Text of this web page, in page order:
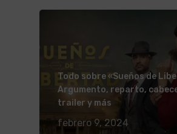
Todo sobre «Sueños de
Argumento, reparto,
trailer y más
febrero 9, 2024